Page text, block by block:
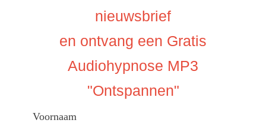
nieuwsbrief
en ontvang een Gratis
Audiohypnose MP3
"Ontspannen"
Voornaam